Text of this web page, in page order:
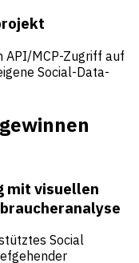
API/MCP-Zugriff auf
Social-Data-
mit visuellen
Social